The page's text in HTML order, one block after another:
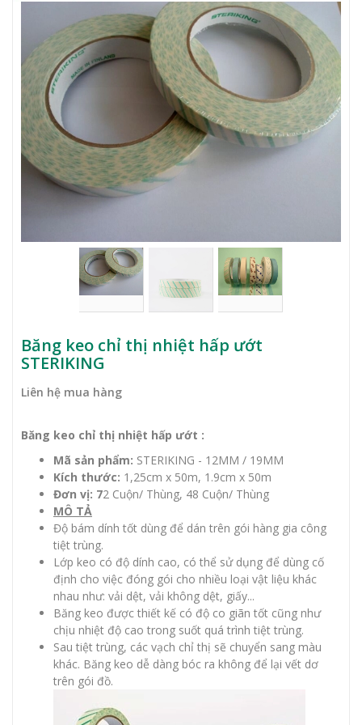
Băng keo chỉ thị nhiệt hấp ướt
STERIKING
Liên hệ mua hàng
Băng keo chỉ thị nhiệt hấp ướt :
Mã sản phẩm: STERIKING - 12MM / 19MM
Kích thước: 1,25cm x 50m, 1.9cm x 50m
Đơn vị: 72 Cuộn/ Thùng, 48 Cuộn/ Thùng
MÔ TẢ
Độ bám dính tốt dùng để dán trên gói hàng gia công
tiệt trùng.
Lớp keo có độ dính cao, có thể sử dụng để dùng cố
định cho việc đóng gói cho nhiều loại vật liệu khác
nhau như: vải dệt, vải không dệt, giấy...
Băng keo được thiết kế có độ co giãn tốt cũng như
chịu nhiệt độ cao trong suốt quá trình tiệt trùng.
Sau tiệt trùng, các vạch chỉ thị sẽ chuyển sang màu
khác. Băng keo dễ dàng bóc ra không để lại vết dơ
trên gói đồ.